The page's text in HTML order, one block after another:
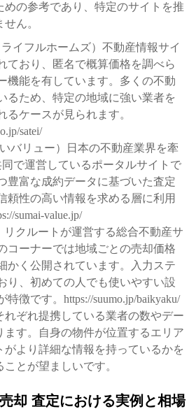
めの参考であり、特定のサイトを推
ん。
イフルホームズ）不動産情報サイ
ており、匿名で概算価格を調べら
機能を有しています。多くの不動
るため、特定の地域に強い業者を
るケースが見られます。
satei/
バリュー）日本の不動産業界を牽
で運営しているポータルサイトで
豊富な成約データに基づいた査定
頼性の高い情報を求める層に利用
sumai-value.jp/
リクルートが運営する総合不動産サ
コーナーでは地域ごとの売却価格
かく公開されています。入力ステ
り、初めての人でも使いやすい設
徴です。https://suumo.jp/baikyaku/
れぞれ提携している業者の数やデー
ます。自身の物件が位置するエリア
がより詳細な情報を持っているかを
とが望ましいです。
却 査定における実例と相場